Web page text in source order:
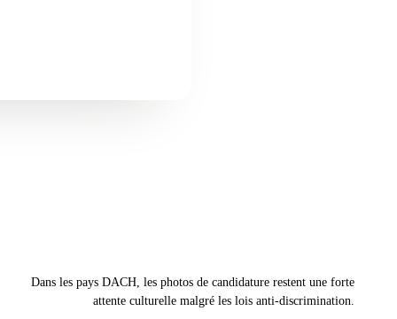
Dans les pays DACH, les photos de candidature restent une forte
attente culturelle malgré les lois anti-discrimination.